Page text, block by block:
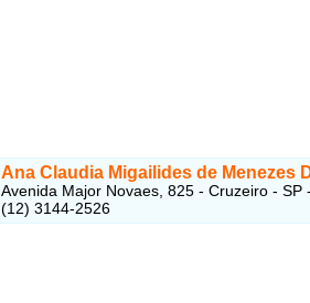
Ana Claudia Migailides de Menezes
Avenida Major Novaes, 825 - Cruzeiro - SP
(12) 3144-2526